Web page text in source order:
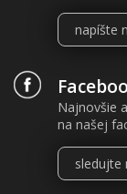
napíšte
Najnovšie
na našej
sledujte